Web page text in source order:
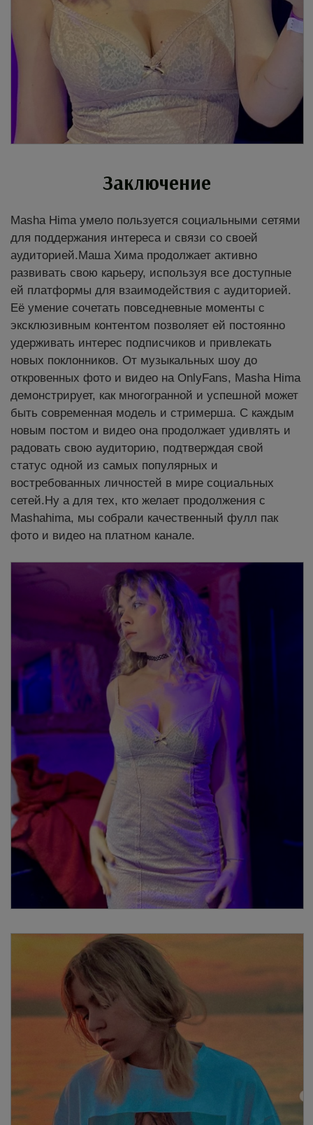
Заключение
Masha Hima умело пользуется социальными сетями
для поддержания интереса и связи со своей
аудиторией.Маша Хима продолжает активно
развивать свою карьеру, используя все доступные
ей платформы для взаимодействия с аудиторией.
Её умение сочетать повседневные моменты с
эксклюзивным контентом позволяет ей постоянно
удерживать интерес подписчиков и привлекать
новых поклонников. От музыкальных шоу до
откровенных фото и видео на OnlyFans, Masha Hima
демонстрирует, как многогранной и успешной может
быть современная модель и стримерша. С каждым
новым постом и видео она продолжает удивлять и
радовать свою аудиторию, подтверждая свой
статус одной из самых популярных и
востребованных личностей в мире социальных
сетей.Ну а для тех, кто желает продолжения с
Mashahima, мы собрали качественный фулл пак
фото и видео на платном канале.